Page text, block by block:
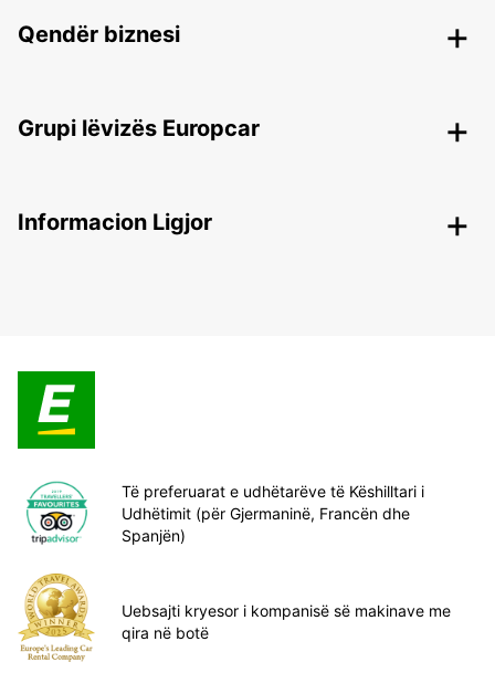
Qendër biznesi
Grupi lëvizës Europcar
Informacion Ligjor
Të preferuarat e udhëtarëve të Këshilltari i
Udhëtimit (për Gjermaninë, Francën dhe
Spanjën)
Uebsajti kryesor i kompanisë së makinave me
qira në botë